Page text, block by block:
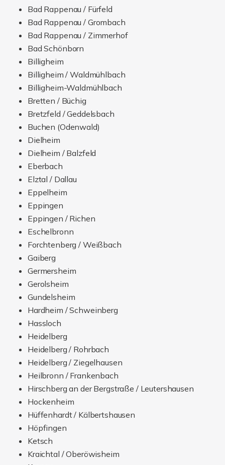
Billigheim-Waldmühlbach
Bretten / Büchig
Bretzfeld / Geddelsbach
Buchen (Odenwald)
Dielheim
Dielheim / Balzfeld
Eberbach
Elztal / Dallau
Eppelheim
Eppingen
Eppingen / Richen
Eschelbronn
Forchtenberg / Weißbach
Gaiberg
Germersheim
Gerolsheim
Gundelsheim
Hardheim / Schweinberg
Hassloch
Heidelberg
Heidelberg / Rohrbach
Heidelberg / Ziegelhausen
Heilbronn / Frankenbach
Hirschberg an der Bergstraße / Leutershausen
Hockenheim
Hüffenhardt / Kälbertshausen
Höpfingen
Ketsch
Kraichtal / Oberöwisheim
Kronau
Leimen
Leimen / Gauangelloch
Lobbach / Waldwimmersbach
Ludwigshafen am Rhein / Mundenheim
Mosbach